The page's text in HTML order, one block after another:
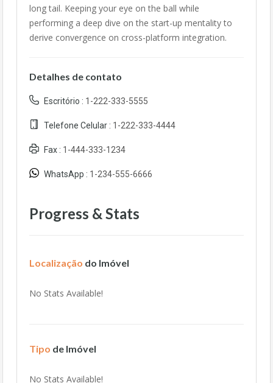
long tail. Keeping your eye on the ball while
performing a deep dive on the start-up mentality to
derive convergence on cross-platform integration.
Detalhes de contato
Escritório : 1-222-333-5555
Telefone Celular : 1-222-333-4444
Fax : 1-444-333-1234
WhatsApp : 1-234-555-6666
Progress & Stats
Localização do Imóvel
No Stats Available!
Tipo de Imóvel
No Stats Available!